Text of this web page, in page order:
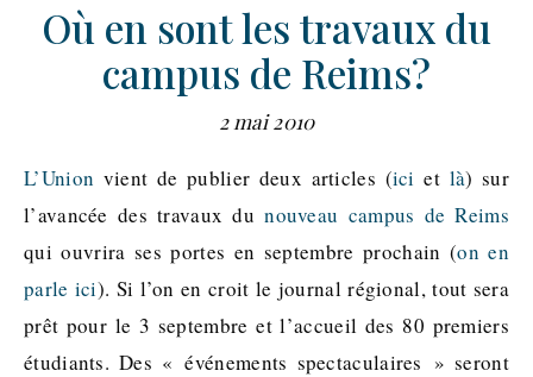
Où en sont les travaux du
campus de Reims?
2 mai 2010
L’Union vient de publier deux articles (ici et là) sur
l’avancée des travaux dunouveau campus de Reims
qui ouvrira ses portes en septembre prochain (on en
parle ici). Si l’on en croit le journal régional, tout sera
prêt pour le 3 septembre et l’accueil des 80 premiers
étudiants. Des « événements spectaculaires » seront